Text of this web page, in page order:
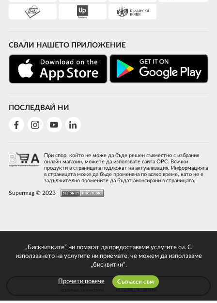
СВАЛИ НАШЕТО ПРИЛОЖЕНИЕ
ПОСЛЕДВАЙ НИ
При спор, който не може да бъде решен съвместно с избрания
онлайн магазин, можете да използвате сайта ОРС. Всички
продукти в страницата подлежат на актуализация. Информацията
в страницата може да бъде променяна по всяко време, като не е
задължително промените да бъдат анонсирани в страницата.
Supermag © 2023
„Бисквитките“ ни помагат да предоставяме услугите си. С
използването на услугите ни приемате, че можем да използваме
„бисквитки“.
Прочети повече Съгласен съм